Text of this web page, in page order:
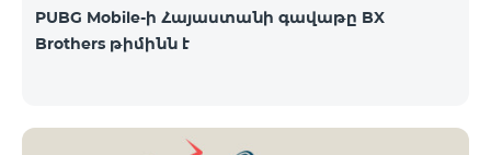
PUBG Mobile-ի Հայաստանի գավաթը BX
Brothers թիմինն է